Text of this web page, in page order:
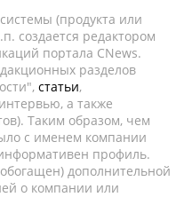
(продукта или
создается редактором
портала CNews.
разделов
статьи,
а также
Таким образом, чем
с именем компании
профиль.
дополнительной
о компании или